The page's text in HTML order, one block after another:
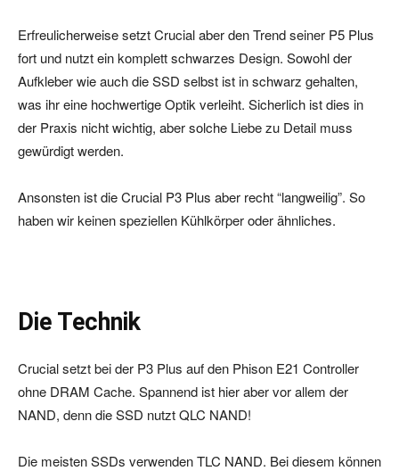
Erfreulicherweise setzt Crucial aber den Trend seiner P5 Plus
fort und nutzt ein komplett schwarzes Design. Sowohl der
Aufkleber wie auch die SSD selbst ist in schwarz gehalten,
was ihr eine hochwertige Optik verleiht. Sicherlich ist dies in
der Praxis nicht wichtig, aber solche Liebe zu Detail muss
gewürdigt werden.
Ansonsten ist die Crucial P3 Plus aber recht “langweilig”. So
haben wir keinen speziellen Kühlkörper oder ähnliches.
Die Technik
Crucial setzt bei der P3 Plus auf den Phison E21 Controller
ohne DRAM Cache. Spannend ist hier aber vor allem der
NAND, denn die SSD nutzt QLC NAND!
Die meisten SSDs verwenden TLC NAND. Bei diesem können